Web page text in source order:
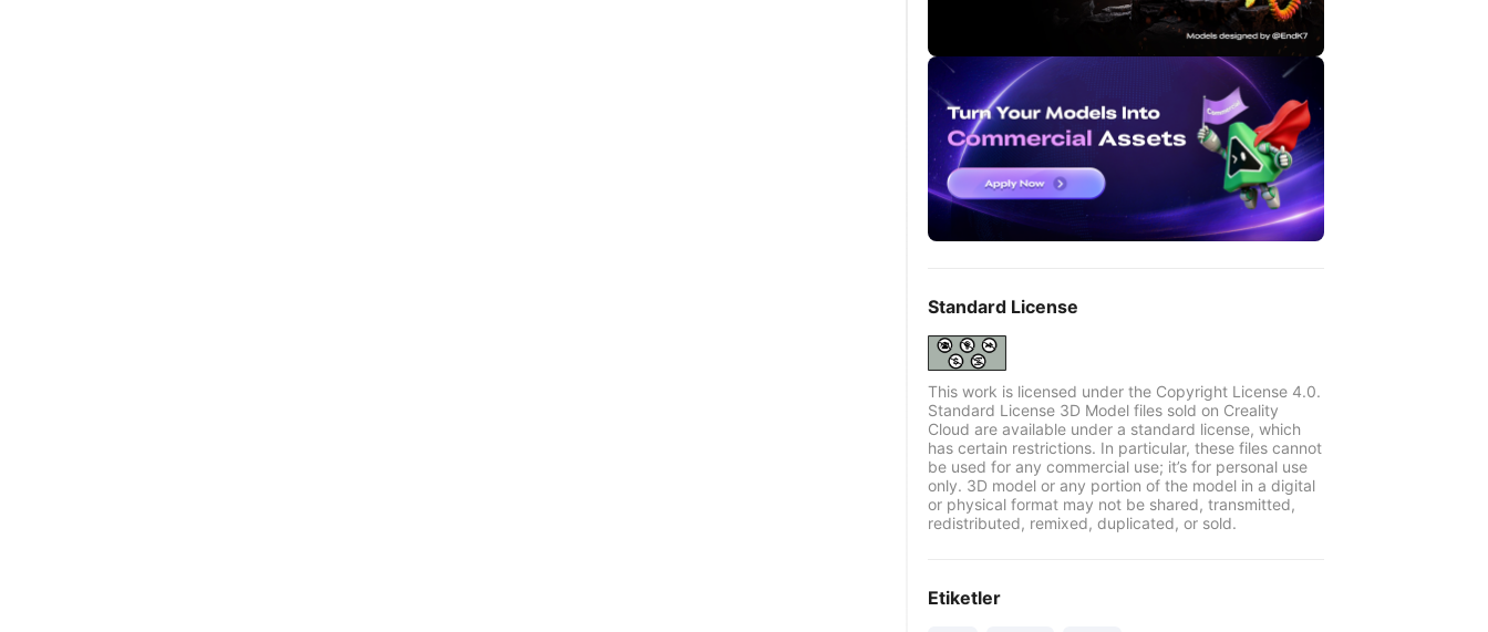
Standard License
This work is licensed under the Copyright License 4.0.
Standard License 3D Model files sold on Creality
Cloud are available under a standard license, which
has certain restrictions. In particular, these files cannot
be used for any commercial use; it’s for personal use
only. 3D model or any portion of the model in a digital
or physical format may not be shared, transmitted,
redistributed, remixed, duplicated, or sold.
Etiketler